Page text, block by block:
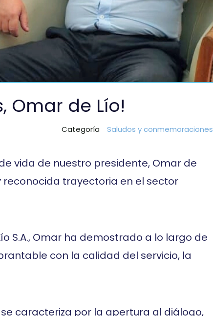
Omar de Lío!
Categoría Saludos y conmemoraciones
vida de nuestro presidente, Omar de
reconocida trayectoria en el sector
S.A., Omar ha demostrado a lo largo de
con la calidad del servicio, la
se caracteriza por la apertura al diálogo,